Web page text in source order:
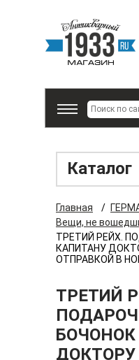
Каталог
Главная /
Вещи, не
ТРЕТИЙ РЕЙХ.
КАПИТАНУ
ОТПРАВКОЙ В
ТРЕТИЙ